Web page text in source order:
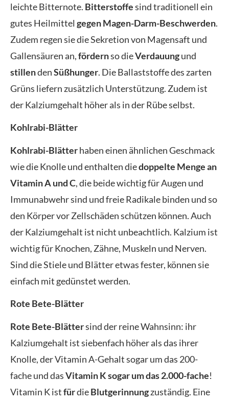
leichte Bitternote. Bitterstoffesind traditionell ein
gutes Heilmittel gegen Magen-Darm-Beschwerden.
Zudem regen sie die Sekretion von Magensaft und
Gallensäuren an,fördernso dieVerdauungund
stillendenSüßhunger. Die Ballaststoffe des zarten
Grüns liefern zusätzlich Unterstützung. Zudem ist
der Kalziumgehalt höher als in der Rübe selbst.
Kohlrabi-Blätter
Kohlrabi-Blätterhaben einen ähnlichen Geschmack
wie die Knolle und enthalten diedoppelte Menge an
Vitamin A und C, die beide wichtig für Augen und
Immunabwehr sind und freie Radikale binden und so
den Körper vor Zellschäden schützen können. Auch
der Kalziumgehalt ist nicht unbeachtlich. Kalzium ist
wichtig für Knochen, Zähne, Muskeln und Nerven.
Sind die Stiele und Blätter etwas fester, können sie
einfach mit gedünstet werden.
Rote Bete-Blätter
Rote Bete-Blättersind der reine Wahnsinn: ihr
Kalziumgehalt ist siebenfach höher als das ihrer
Knolle, der Vitamin A-Gehalt sogar um das 200-
fache und dasVitamin K sogar um das 2.000-fache!
Vitamin K istfürdieBlutgerinnungzuständig. Eine